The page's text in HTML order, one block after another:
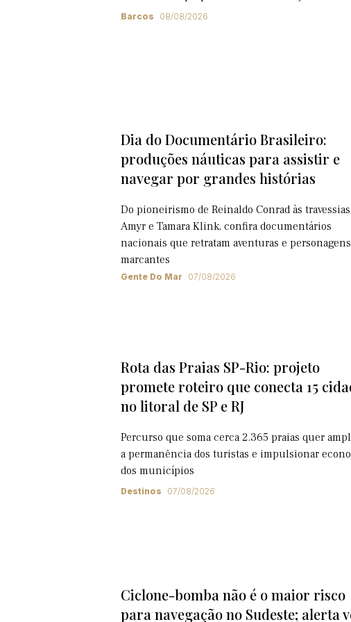
Barcos 08/08/2026
Dia do Documentário Brasileiro:
produções náuticas para assistir e
navegar por grandes histórias
Do pioneirismo de Reinaldo Conrad às
Amyr e Tamara Klink, confira documentários
nacionais que retratam aventuras e personagens
marcantes
Gente Do Mar 07/08/2026
Rota das Praias SP-Rio: projeto
promete roteiro que conecta 15
no litoral de SP e RJ
Percurso que soma cerca 2.365 praias quer
a permanência dos turistas e impulsionar
dos municípios
Destinos 07/08/2026
Ciclone-bomba não é o maior risco
para navegação no Sudeste; alerta